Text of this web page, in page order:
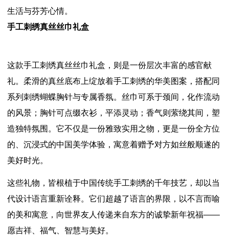
生活与芬芳心情。
手工刺绣真丝丝巾礼盒
这款手工刺绣真丝丝巾礼盒，则是一份层次丰富的感官献
礼。柔滑的真丝底布上绽放着手工刺绣的华美图案，搭配同
系列刺绣蝴蝶胸针与专属香氛。丝巾可系于颈间，化作流动
的风景；胸针可点缀衣衫，平添灵动；香气则萦绕其间，塑
造独特氛围。它不仅是一份雅致实用之物，更是一份全方位
的、沉浸式的中国美学体验，寓意着赠予对方如丝般顺遂的
美好时光。
这些礼物，皆根植于中国传统手工刺绣的千年技艺，却以当
代设计语言重新诠释。它们超越了语言的界限，以不言而喻
的美和寓意，向世界友人传递来自东方的诚挚新年祝福——
愿吉祥、福气、智慧与美好。